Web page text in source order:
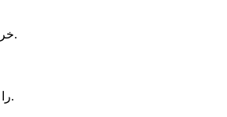
بزرگترین دلیل انتخاب Azure. اگر اعتبارات Founders Hub یا اعتبارات سازمانی Azure را دارید، Azure OpenAI به شما اجازه می‌دهد آنها را برای مدل‌های GPT خرج کنید.
Azure OpenAI گواهینامه‌های انطباق مایکروسافت (SOC 2، HIPAA، FedRAMP، GDPR، ISO 27001 و بسیاری دیگر) را به ارث می‌برد. حیاتی برای صنایع تحت نظارت.